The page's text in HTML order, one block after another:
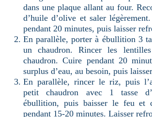
dans une plaque allant au four.
d’huile d’olive et saler
pendant 20 minutes, puis laisser
En parallèle, porter à ébullition 3
un chaudron. Rincer les
chaudron. Cuire pendant 20
surplus d’eau, au besoin, puis
En parallèle, rincer le riz, puis
petit chaudron avec 1 tasse
ébullition, puis baisser le feu et
pendant 15-20 minutes. Laisser